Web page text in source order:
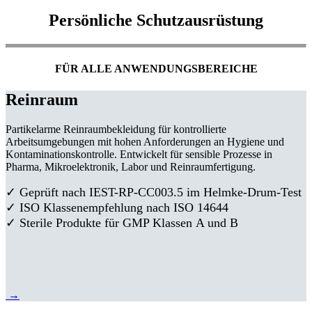
Persönliche Schutzausrüstung
FÜR ALLE ANWENDUNGSBEREICHE
Reinraum
Partikelarme Reinraumbekleidung für kontrollierte
Arbeitsumgebungen mit hohen Anforderungen an Hygiene und
Kontaminationskontrolle. Entwickelt für sensible Prozesse in
Pharma, Mikroelektronik, Labor und Reinraumfertigung.
✓ Geprüft nach IEST-RP-CC003.5 im Helmke-Drum-Test
✓ ISO Klassenempfehlung nach ISO 14644
✓ Sterile Produkte für GMP Klassen A und B
→